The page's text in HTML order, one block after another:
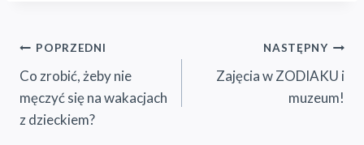
Nawigacja
wpisu
POPRZEDNI
Co zrobić, żeby nie
męczyć się na wakacjach
z dzieckiem?
NASTĘPNY
Zajęcia w ZODIAKU i
muzeum!